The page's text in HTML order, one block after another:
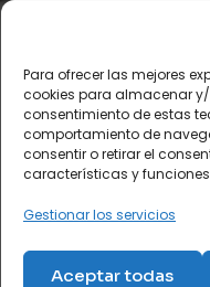
Para ofrecer las mejores
cookies para almacenar
consentimiento de estas
comportamiento de
consentir o retirar el
características y
Gestionar los servicios
Aceptar todas